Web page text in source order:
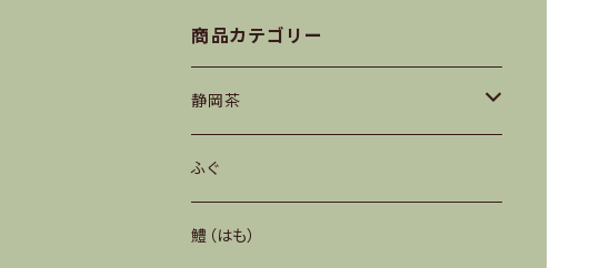
商品カテゴリー
静岡茶
深蒸し茶
浅蒸し茶
ふぐ
鱧（はも）